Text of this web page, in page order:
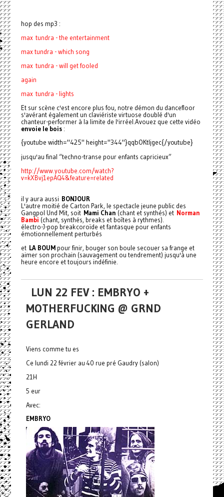
hop des mp3 :
max tundra - the entertainment
max tundra - which song
max tundra - will get fooled
again
max tundra - lights
Et sur scène c'est encore plus fou, notre démon du dancefloor
s'avérant également un claviériste virtuose doublé d'un
chanteur-performer à la limite de l'irréel.Avouez que cette vidéo
envoie le bois:
{youtube width="425" height="344"}qqbOKtIjgec{/youtube}
jusqu'au final “techno-transe pour enfants capricieux”
http://www.youtube.com/watch?
v=kXBvj1epAQ4&feature=related
il y aura aussi BONJOUR
L'autre moitié de Carton Park, le spectacle jeune public des
Gangpol Und Mit, soit Mami Chan (chant et synthés) et Norman
Bambi (chant, synthés, breaks et boîtes à rythmes).
électro-J-pop breakcoroïde et fantasque pour enfants
émotionnellement perturbés
et LA BOUM pour finir, bouger son boule secouer sa frange et
aimer son prochain (sauvagement ou tendrement) jusqu'à une
heure encore et toujours indéfinie.
LUN 22 FEV : EMBRYO +
MOTHERFUCKING @ GRND
GERLAND
Viens comme tu es
Ce lundi 22 février au 40 rue pré Gaudry (salon)
21H
5 eur
Avec:
EMBRYO